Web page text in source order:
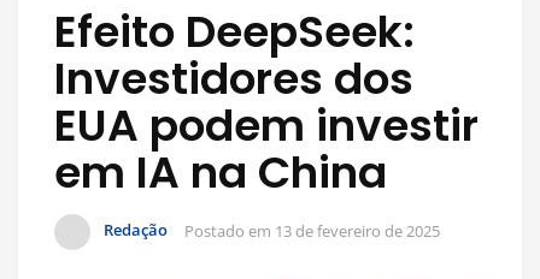
Efeito DeepSeek:
Investidores dos
EUA podem investir
em IA na China
Redação Postado em 13 de fevereiro de 2025